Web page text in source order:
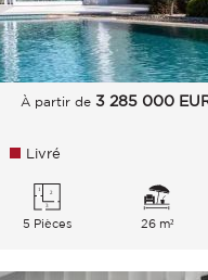
À partir de 3 285 000
Livré
5 Pièces 26 m²